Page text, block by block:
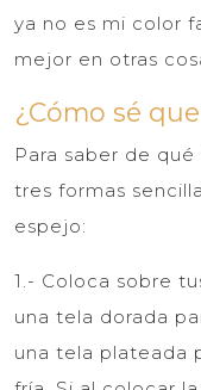
ya no es mi color
mejor en otras
¿Cómo sé
Para saber de
tres formas
espejo:
1.- Coloca sobre
una tela dorada
una tela plateada